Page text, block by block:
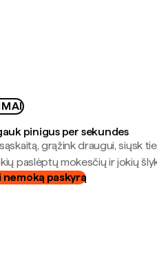
pinigus per sekundes
grąžink draugui, siųsk
paslėptų mokesčių ir jokių
paskyrą